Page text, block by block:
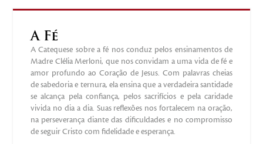
A Fé
A Catequese sobre a fé nos conduz pelos ensinamentos de
Madre Clélia Merloni, que nos convidam a uma vida de fé e
amor profundo ao Coração de Jesus. Com palavras cheias
de sabedoria e ternura, ela ensina que a verdadeira santidade
se alcança pela confiança, pelos sacrifícios e pela caridade
vivida no dia a dia. Suas reflexões nos fortalecem na oração,
na perseverança diante das dificuldades e no compromisso
de seguir Cristo com fidelidade e esperança.